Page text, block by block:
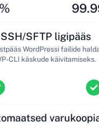
SSH/SFTP ligipääs
WordPressi failide
CLI käskude käivitamiseks.